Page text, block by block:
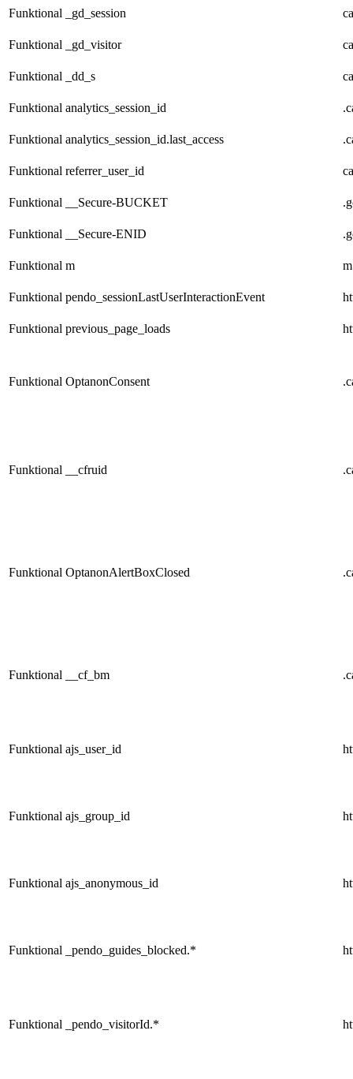
Funktional _gd_session
Funktional _gd_visitor
Funktional _dd_s
Funktional analytics_session_id
Funktional analytics_session_id.last_access
Funktional referrer_user_id
Funktional __Secure-BUCKET
Funktional __Secure-ENID
Funktional m
Funktional pendo_sessionLastUserInteractionEvent
Funktional previous_page_loads
Funktional OptanonConsent
Funktional __cfruid
Funktional OptanonAlertBoxClosed
Funktional __cf_bm
Funktional ajs_user_id
Funktional ajs_group_id
Funktional ajs_anonymous_id
Funktional _pendo_guides_blocked.*
Funktional _pendo_visitorId.*